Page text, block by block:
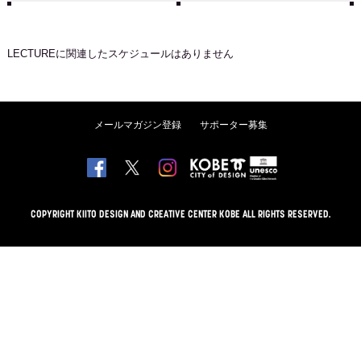
LECTUREに関連したスケジュールはありません
メールマガジン登録 サポーター募集
COPYRIGHT KIITO DESIGN AND CREATIVE CENTER KOBE ALL RIGHTS RESERVED.